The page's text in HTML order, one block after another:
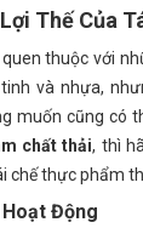
Thế Của
thuộc với
và nhựa,
muốn cũng có
chất thải, thì
chế thực phẩm
ạt Động